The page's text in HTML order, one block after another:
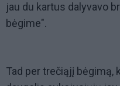
jau du kartus dalyvavo
bėgime".
Tad per trečiąjį bėgimą,